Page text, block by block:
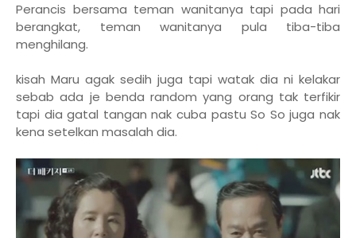
Perancis bersama teman wanitanya tapi pada hari
berangkat, teman wanitanya pula tiba-tiba
menghilang.
kisah Maru agak sedih juga tapi watak dia ni kelakar
sebab ada je benda random yang orang tak terfikir
tapi dia gatal tangan nak cuba pastu So So juga nak
kena setelkan masalah dia.